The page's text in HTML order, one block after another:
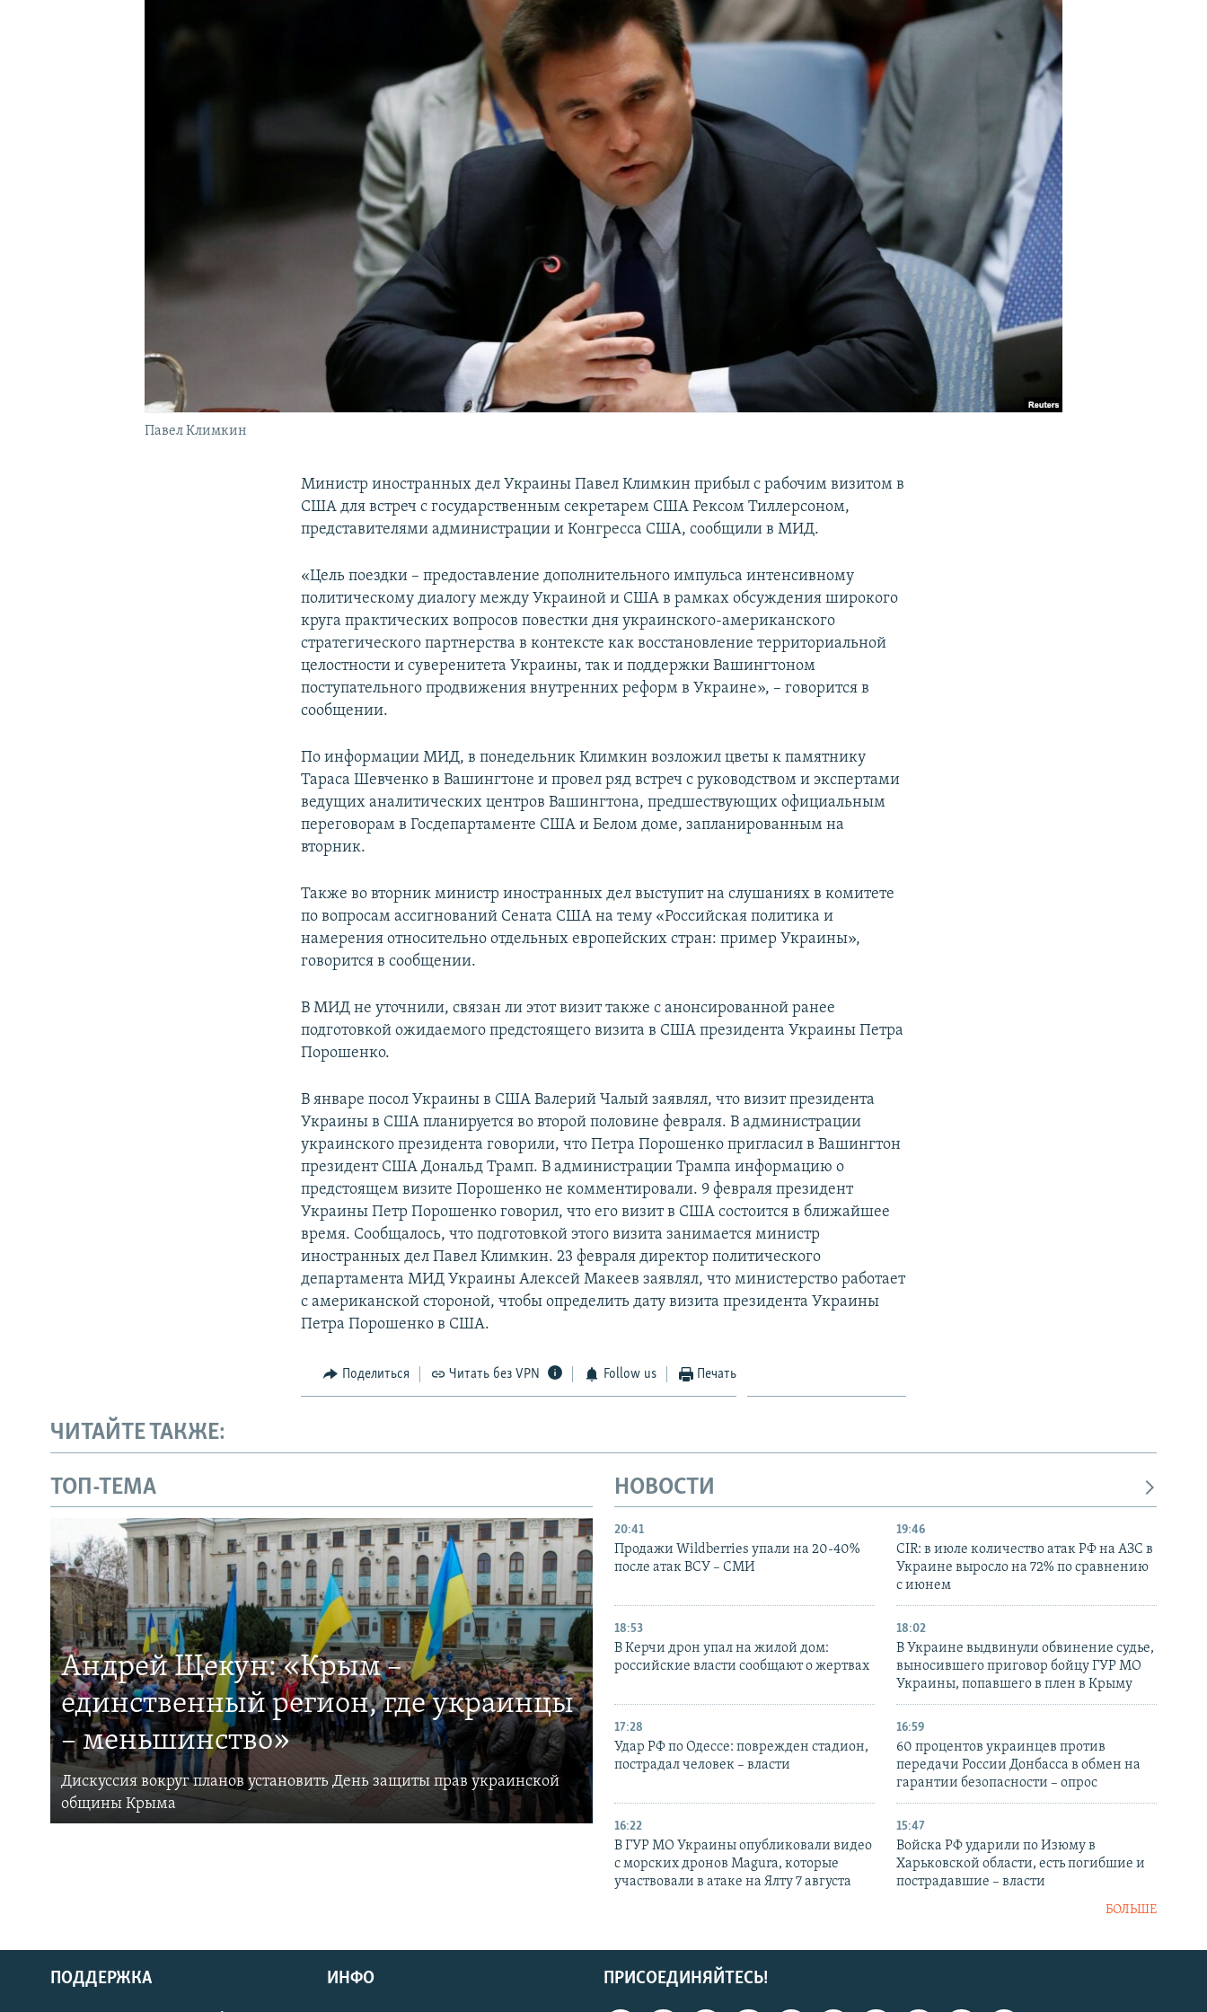
Павел Климкин
Министр иностранных дел Украины Павел Климкин прибыл с рабочим визитом в
США для встреч с государственным секретарем США Рексом Тиллерсоном,
представителями администрации и Конгресса США, сообщили в МИД.
«Цель поездки – предоставление дополнительного импульса интенсивному
политическому диалогу между Украиной и США в рамках обсуждения широкого
круга практических вопросов повестки дня украинского-американского
стратегического партнерства в контексте как восстановление территориальной
целостности и суверенитета Украины, так и поддержки Вашингтоном
поступательного продвижения внутренних реформ в Украине», – говорится в
сообщении.
По информации МИД, в понедельник Климкин возложил цветы к памятнику
Тараса Шевченко в Вашингтоне и провел ряд встреч с руководством и экспертами
ведущих аналитических центров Вашингтона, предшествующих официальным
переговорам в Госдепартаменте США и Белом доме, запланированным на
вторник.
Также во вторник министр иностранных дел выступит на слушаниях в комитете
по вопросам ассигнований Сената США на тему «Российская политика и
намерения относительно отдельных европейских стран: пример Украины»,
говорится в сообщении.
В МИД не уточнили, связан ли этот визит также с анонсированной ранее
подготовкой ожидаемого предстоящего визита в США президента Украины Петра
Порошенко.
В январе посол Украины в США Валерий Чалый заявлял, что визит президента
Украины в США планируется во второй половине февраля. В администрации
украинского президента говорили, что Петра Порошенко пригласил в Вашингтон
президент США Дональд Трамп. В администрации Трампа информацию о
предстоящем визите Порошенко не комментировали. 9 февраля президент
Украины Петр Порошенко говорил, что его визит в США состоится в ближайшее
время. Сообщалось, что подготовкой этого визита занимается министр
иностранных дел Павел Климкин. 23 февраля директор политического
департамента МИД Украины Алексей Макеев заявлял, что министерство работает
с американской стороной, чтобы определить дату визита президента Украины
Петра Порошенко в США.
Поделиться Читать без VPN Follow us Печать
ЧИТАЙТЕ ТАКЖЕ:
ТОП-ТЕМА
Андрей Щекун: «Крым –
единственный регион, где украинцы
– меньшинство»
Дискуссия вокруг планов установить День защиты прав украинской
общины Крыма
НОВОСТИ
20:41
Продажи Wildberries упали на 20-40%
после атак ВСУ – СМИ
19:46
CIR: в июле количество атак РФ на АЗС в
Украине выросло на 72% по сравнению
с июнем
18:53
В Керчи дрон упал на жилой дом:
российские власти сообщают о жертвах
18:02
В Украине выдвинули обвинение судье,
выносившего приговор бойцу ГУР МО
Украины, попавшего в плен в Крыму
17:28
Удар РФ по Одессе: поврежден стадион,
пострадал человек – власти
16:59
60 процентов украинцев против
передачи России Донбасса в обмен на
гарантии безопасности – опрос
16:22
В ГУР МО Украины опубликовали видео
с морских дронов Magura, которые
участвовали в атаке на Ялту 7 августа
15:47
Войска РФ ударили по Изюму в
Харьковской области, есть погибшие и
пострадавшие – власти
БОЛЬШЕ
ПРИСОЕДИНЯЙТЕСЬ!
ПОДДЕРЖКА ИНФО